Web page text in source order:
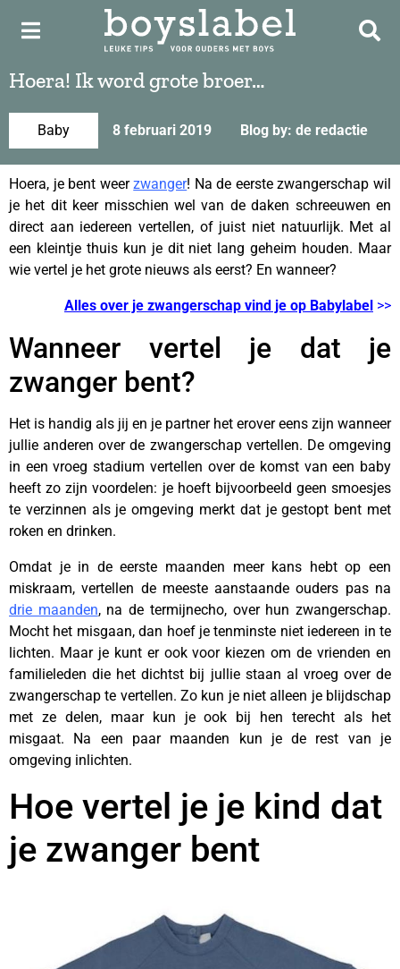
Hoera! Ik word grote broer…
Baby 8 februari 2019 Blog by: de redactie
Hoera, je bent weerzwanger! Na de eerste zwangerschap wil
je het dit keer misschien wel van de daken schreeuwen en
direct aan iedereen vertellen, of juist niet natuurlijk. Met al
een kleintje thuis kun je dit niet lang geheim houden. Maar
wie vertel je het grote nieuws als eerst? En wanneer?
Alles over je zwangerschap vind je op Babylabel >>
Wanneer vertel je dat je
zwanger bent?
Het is handig als jij en je partner het erover eens zijn wanneer
jullie anderen over de zwangerschap vertellen. De omgeving
in een vroeg stadium vertellen over de komst van een baby
heeft zo zijn voordelen: je hoeft bijvoorbeeld geen smoesjes
te verzinnen als je omgeving merkt dat je gestopt bent met
roken en drinken.
Omdat je in de eerste maanden meer kans hebt op een
miskraam, vertellen de meeste aanstaande ouders pas na
drie maanden, na de termijnecho, over hun zwangerschap.
Mocht het misgaan, dan hoef je tenminste niet iedereen in te
lichten. Maar je kunt er ook voor kiezen om de vrienden en
familieleden die het dichtst bij jullie staan al vroeg over de
zwangerschap te vertellen. Zo kun je niet alleen je blijdschap
met ze delen, maar kun je ook bij hen terecht als het
misgaat. Na een paar maanden kun je de rest van je
omgeving inlichten.
Hoe vertel je je kind dat
je zwanger bent